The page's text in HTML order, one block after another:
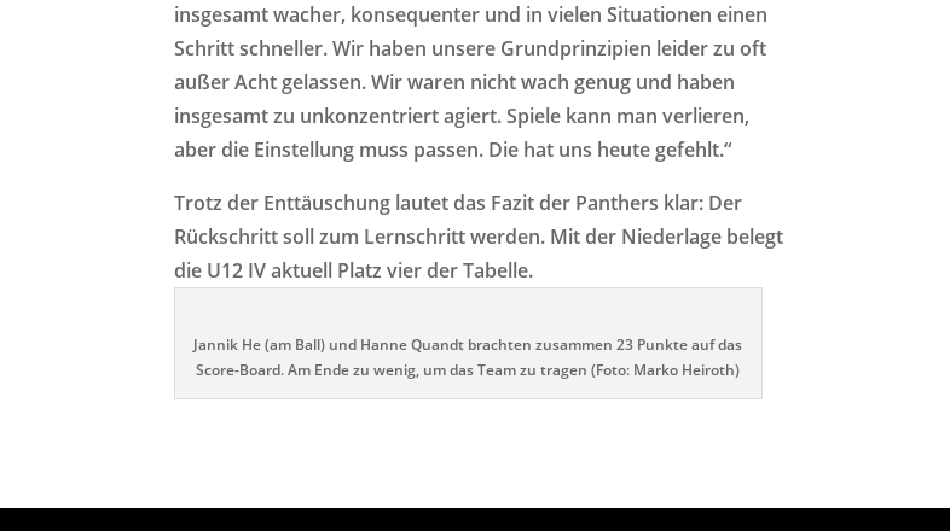
insgesamt wacher, konsequenter und in vielen Situationen einen
Schritt schneller. Wir haben unsere Grundprinzipien leider zu oft
außer Acht gelassen. Wir waren nicht wach genug und haben
insgesamt zu unkonzentriert agiert. Spiele kann man verlieren,
aber die Einstellung muss passen. Die hat uns heute gefehlt.“
Trotz der Enttäuschung lautet das Fazit der Panthers klar: Der
Rückschritt soll zum Lernschritt werden. Mit der Niederlage belegt
die U12 IV aktuell Platz vier der Tabelle.
Jannik He (am Ball) und Hanne Quandt brachten zusammen 23 Punkte auf das
Score-Board. Am Ende zu wenig, um das Team zu tragen (Foto: Marko Heiroth)